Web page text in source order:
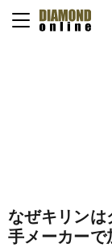
なぜキリン
手メーカー